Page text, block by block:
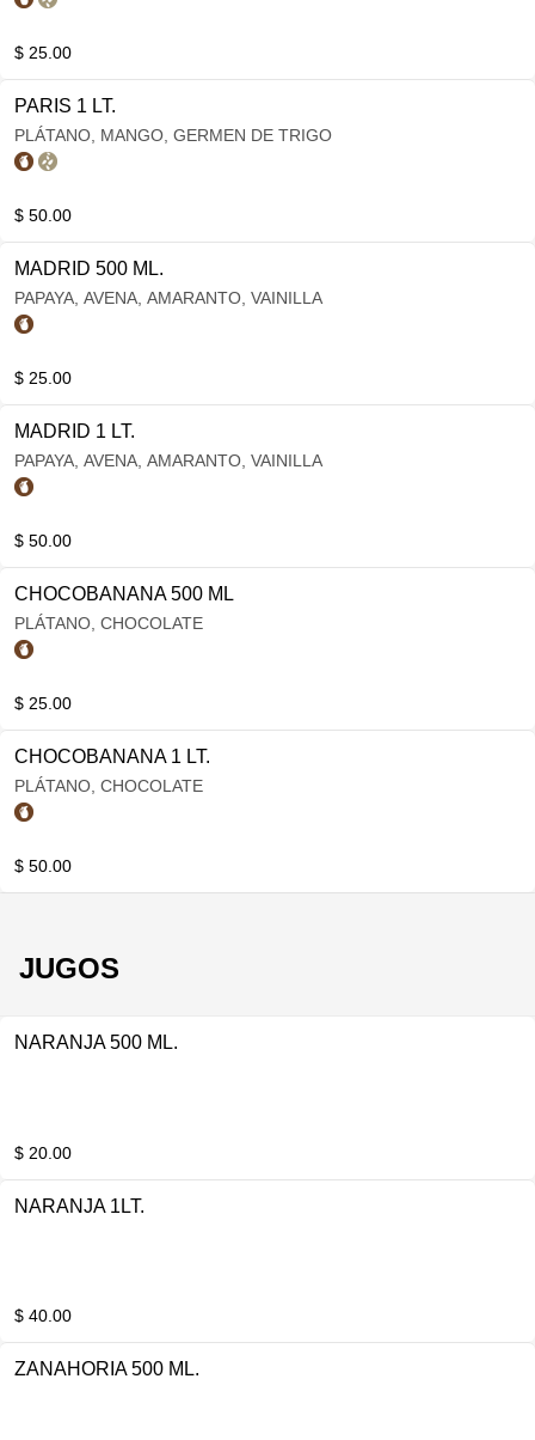
$ 25.00
PARIS 1 LT.
PLÁTANO, MANGO, GERMEN DE TRIGO
$ 50.00
MADRID 500 ML.
PAPAYA, AVENA, AMARANTO, VAINILLA
$ 25.00
MADRID 1 LT.
PAPAYA, AVENA, AMARANTO, VAINILLA
$ 50.00
CHOCOBANANA 500 ML
PLÁTANO, CHOCOLATE
$ 25.00
CHOCOBANANA 1 LT.
PLÁTANO, CHOCOLATE
$ 50.00
JUGOS
NARANJA 500 ML.
$ 20.00
NARANJA 1LT.
$ 40.00
ZANAHORIA 500 ML.